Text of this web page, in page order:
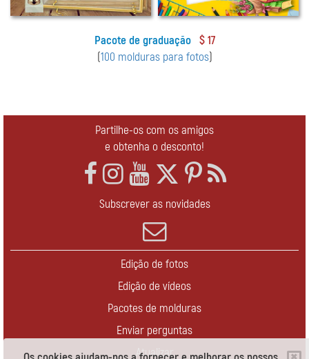
Pacote de graduação $ 17
(100 molduras para fotos)
Partilhe-os com os amigos
e obtenha o desconto!
Subscrever as novidades
Edição de fotos
Edição de vídeos
Pacotes de molduras
Enviar perguntas
Atualizar